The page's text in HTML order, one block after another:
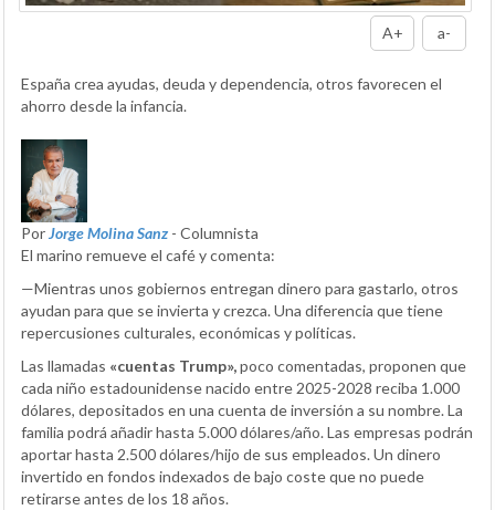
A+ a-
España crea ayudas, deuda y dependencia, otros favorecen el
ahorro desde la infancia.
PorJorge Molina Sanz - Columnista
El marino remueve el café y comenta:
—Mientras unos gobiernos entregan dinero para gastarlo, otros
ayudan para que se invierta y crezca. Una diferencia que tiene
repercusiones culturales, económicas y políticas.
Las llamadas «cuentas Trump»,poco comentadas, proponen que
cada niño estadounidense nacido entre 2025-2028 reciba 1.000
dólares, depositados en una cuenta de inversión a su nombre. La
familia podrá añadir hasta 5.000 dólares/año. Las empresas podrán
aportar hasta 2.500 dólares/hijo de sus empleados. Un dinero
invertido en fondos indexados de bajo coste que no puede
retirarse antes de los 18 años.